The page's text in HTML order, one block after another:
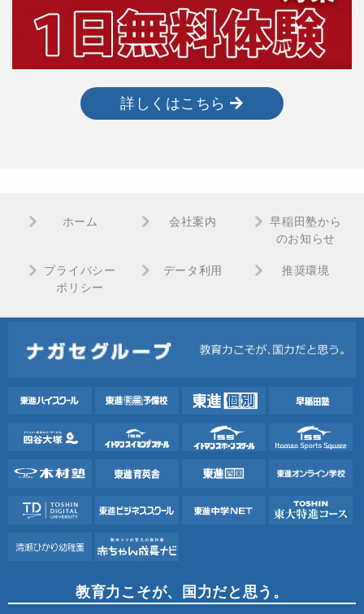
詳しくはこちら
ホーム 会社案内
早稲田塾から
のお知らせ
プライバシー
ポリシー
データ利用 推奨環境
教育力こそが、国力だと思う。